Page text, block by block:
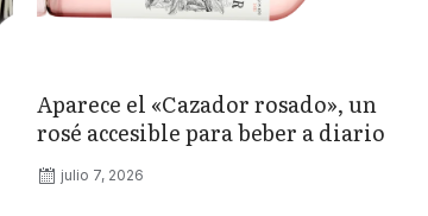
Aparece el «Cazador rosado», un
rosé accesible para beber a diario
julio 7, 2026